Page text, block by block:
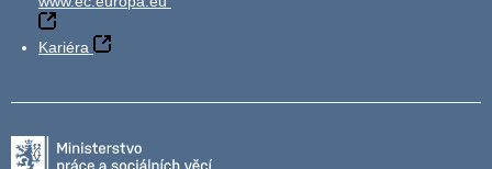
Kariéra